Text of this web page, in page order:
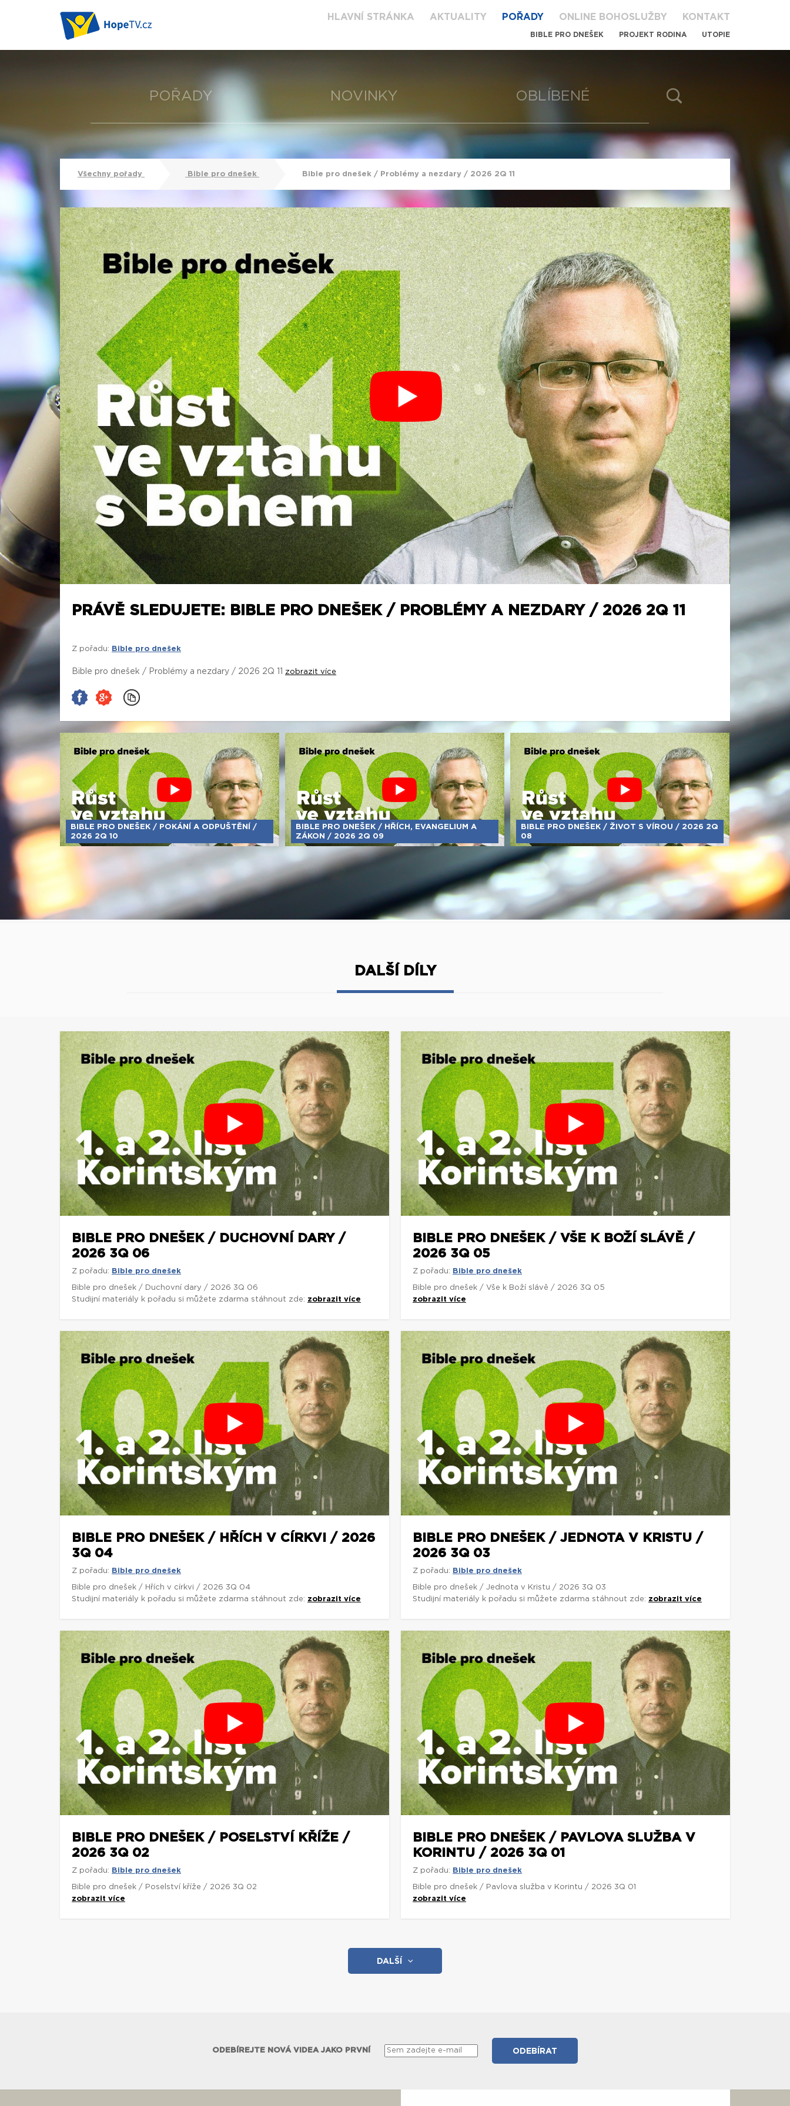
HLAVNÍ STRÁNKA AKTUALITY POŘADY ONLINE BOHOSLUŽBY KONTAKT
BIBLE PRO DNEŠEK PROJEKT RODINA UTOPIE
POŘADY NOVINKY OBLÍBENÉ
Všechny pořady Bible pro dnešek Bible pro dnešek / Problémy a nezdary / 2026 2Q 11
PRÁVĚ SLEDUJETE: BIBLE PRO DNEŠEK / PROBLÉMY A NEZDARY / 2026 2Q 11
Z pořadu: Bible pro dnešek
Bible pro dnešek / Problémy a nezdary / 2026 2Q 11 zobrazit více
BIBLE PRO DNEŠEK / POKÁNÍ A ODPUŠTĚNÍ /
2026 2Q 10
BIBLE PRO DNEŠEK / HŘÍCH, EVANGELIUM A
ZÁKON / 2026 2Q 09
BIBLE PRO DNEŠEK / ŽIVOT S VÍROU / 2026 2Q
08
DALŠÍ DÍLY
BIBLE PRO DNEŠEK / DUCHOVNÍ DARY /
2026 3Q 06
Z pořadu: Bible pro dnešek
Bible pro dnešek / Duchovní dary / 2026 3Q 06
Studijní materiály k pořadu si můžete zdarma stáhnout zde: zobrazit více
BIBLE PRO DNEŠEK / VŠE K BOŽÍ SLÁVĚ /
2026 3Q 05
Z pořadu: Bible pro dnešek
Bible pro dnešek / Vše k Boží slávě / 2026 3Q 05
zobrazit více
BIBLE PRO DNEŠEK / HŘÍCH V CÍRKVI / 2026
3Q 04
Z pořadu: Bible pro dnešek
Bible pro dnešek / Hřích v církvi / 2026 3Q 04
Studijní materiály k pořadu si můžete zdarma stáhnout zde: zobrazit více
BIBLE PRO DNEŠEK / JEDNOTA V KRISTU /
2026 3Q 03
Z pořadu: Bible pro dnešek
Bible pro dnešek / Jednota v Kristu / 2026 3Q 03
Studijní materiály k pořadu si můžete zdarma stáhnout zde: zobrazit více
BIBLE PRO DNEŠEK / POSELSTVÍ KŘÍŽE /
2026 3Q 02
Z pořadu: Bible pro dnešek
Bible pro dnešek / Poselství kříže / 2026 3Q 02
zobrazit více
BIBLE PRO DNEŠEK / PAVLOVA SLUŽBA V
KORINTU / 2026 3Q 01
Z pořadu: Bible pro dnešek
Bible pro dnešek / Pavlova služba v Korintu / 2026 3Q 01
zobrazit více
DALŠÍ
ODEBÍREJTE NOVÁ VIDEA JAKO PRVNÍ